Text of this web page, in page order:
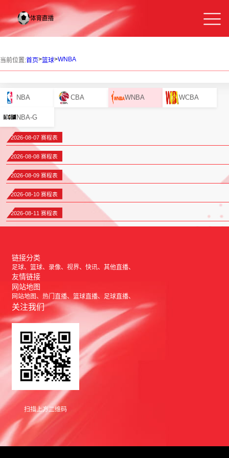
当前位置:首页>篮球>WNBA
NBA CBA WNBA WCBA
NBA-G
2026-08-07 赛程表
2026-08-08 赛程表
2026-08-09 赛程表
2026-08-10 赛程表
2026-08-11 赛程表
链接分类
足球 篮球 录像 视界 快讯 其他直播
友情链接
网站地图
网站地图 热门直播 篮球直播 足球直播
关注我们
扫描上方二维码